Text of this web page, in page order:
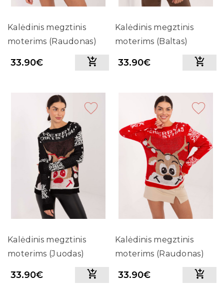
Kalėdinis megztinis
moterims (Raudonas)
33.90€
Kalėdinis megztinis
moterims (Baltas)
33.90€
Kalėdinis megztinis
moterims (Juodas)
33.90€
Kalėdinis megztinis
moterims (Raudonas)
33.90€